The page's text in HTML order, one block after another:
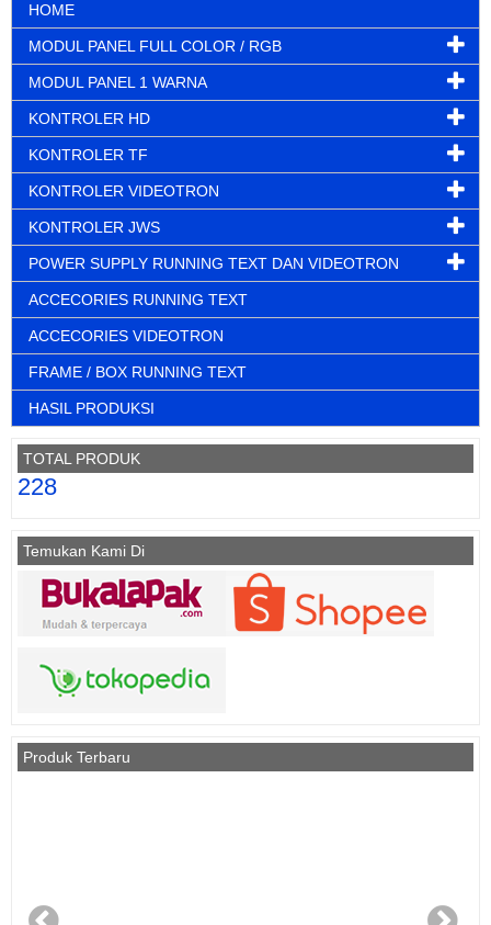
HOME
MODUL PANEL FULL COLOR / RGB
MODUL PANEL 1 WARNA
KONTROLER HD
KONTROLER TF
KONTROLER VIDEOTRON
KONTROLER JWS
POWER SUPPLY RUNNING TEXT DAN VIDEOTRON
ACCECORIES RUNNING TEXT
ACCECORIES VIDEOTRON
FRAME / BOX RUNNING TEXT
HASIL PRODUKSI
TOTAL PRODUK
228
Temukan Kami Di
Produk Terbaru